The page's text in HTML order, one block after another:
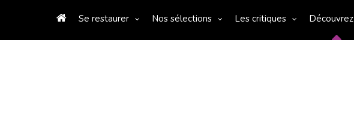
Se restaurer Nos sélections Les critiques Découvrez